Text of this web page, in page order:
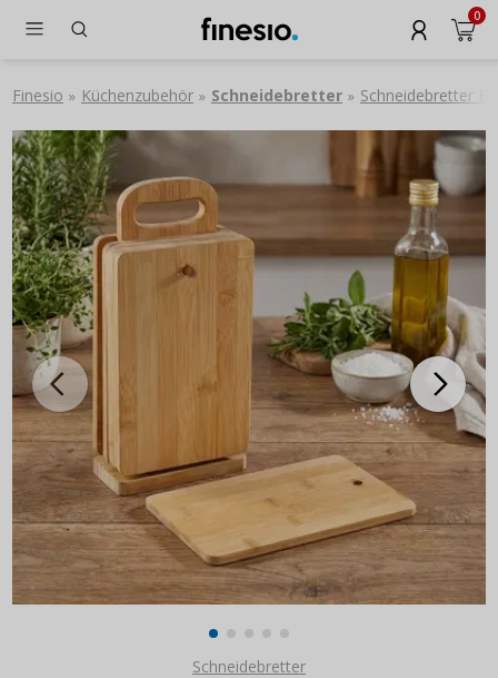
0
Finesio » Küchenzubehör » Schneidebretter » Schneidebretter
Schneidebretter